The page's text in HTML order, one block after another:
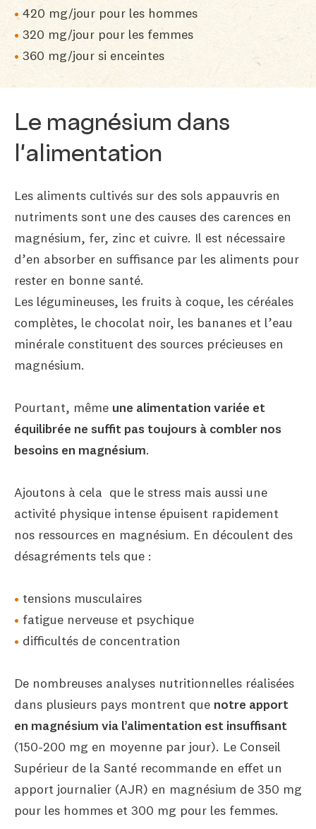
420 mg/jour pour les hommes
320 mg/jour pour les femmes
360 mg/jour si enceintes
Le magnésium dans
l'alimentation
Les aliments cultivés sur des sols appauvris en
nutriments sont une des causes des carences en
magnésium, fer, zinc et cuivre. Il est nécessaire
d’en absorber en suffisance par les aliments pour
rester en bonne santé.
Les légumineuses, les fruits à coque, les céréales
complètes, le chocolat noir, les bananes et l’eau
minérale constituent des sources précieuses en
magnésium.
Pourtant, même une alimentation variée et
équilibrée ne suffit pas toujours à combler nos
besoins en magnésium.
Ajoutons à cela que le stress mais aussi une
activité physique intense épuisent rapidement
nos ressources en magnésium. En découlent des
désagréments tels que :
tensions musculaires
fatigue nerveuse et psychique
difficultés de concentration
De nombreuses analyses nutritionnelles réalisées
dans plusieurs pays montrent que notre apport
en magnésium via l’alimentation est insuffisant
(150-200 mg en moyenne par jour). Le Conseil
Supérieur de la Santé recommande en effet un
apport journalier (AJR) en magnésium de 350 mg
pour les hommes et 300 mg pour les femmes.